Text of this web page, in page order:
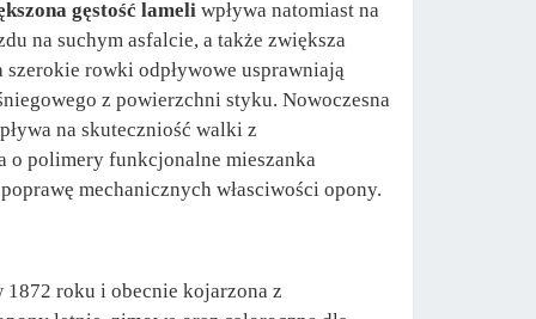
gęstość lameli wpływa natomiast na
na suchym asfalcie, a także zwiększa
szerokie rowki odpływowe usprawniają
z powierzchni styku. Nowoczesna
na skuteczniość walki z
o polimery funkcjonalne mieszanka
mechanicznych własciwości opony.
1872 roku i obecnie kojarzona z